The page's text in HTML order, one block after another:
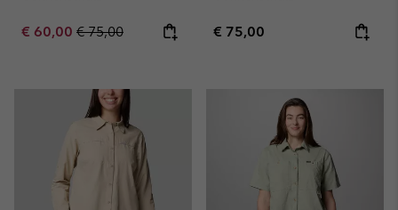
Sale price:
€ 60,00 Regular price:
€ 75,00 Regular price:
€ 75,00